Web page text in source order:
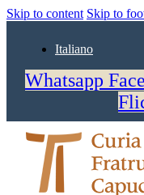
Skip to content Skip to
Italiano
Whatsapp